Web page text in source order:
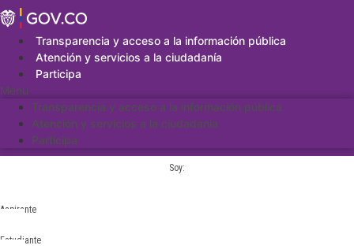
Saltar
al
contenidoTransparencia y acceso a la información pública
Atención y servicios a la ciudadanía
Participa
Menu
Transparencia y acceso a la información pública
Atención y servicios a la ciudadanía
Participa
Soy:
Aspirante
Estudiante